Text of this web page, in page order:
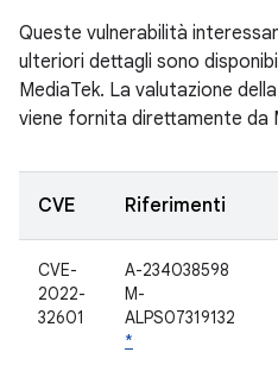
Queste vulnerabilità
ulteriori dettagli sono
MediaTek. La valutazione
viene fornita direttamente da
CVE Riferimenti
CVE-
2022-
32601
A-234038598
M-
ALPS07319132
*